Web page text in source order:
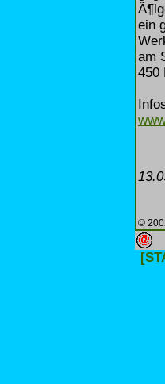
ein
am
450
©